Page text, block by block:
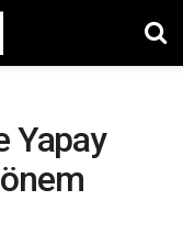
Yapay